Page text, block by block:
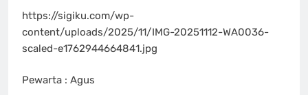
https://sigiku.com/wp-
content/uploads/2025/11/IMG-20251112-WA0036-
scaled-e1762944664841.jpg
‎Pewarta : Agus